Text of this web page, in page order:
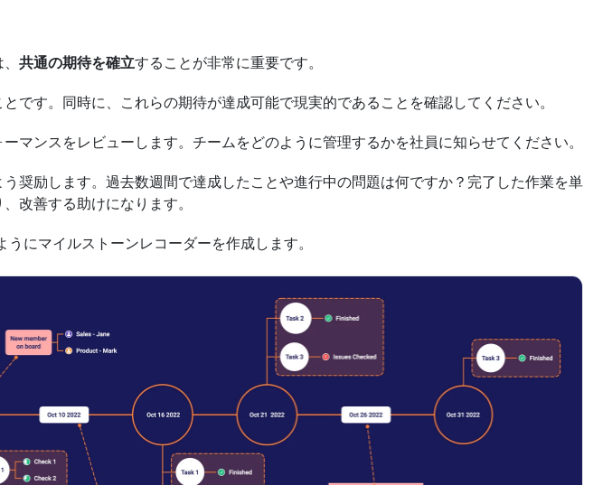
共通の期待を確立することが非常に重要です。
です。同時に、これらの期待が達成可能で現実的であることを確認してください。
マンスをレビューします。チームをどのように管理するかを社員に知らせてください。
う奨励します。過去数週間で達成したことや進行中の問題は何ですか？完了した作業を単
改善する助けになります。
うにマイルストーンレコーダーを作成します。